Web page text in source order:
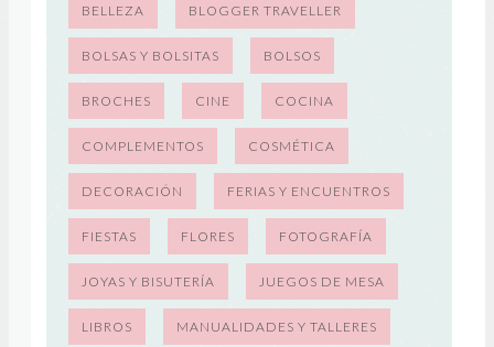
BELLEZA BLOGGER TRAVELLER
BOLSAS Y BOLSITAS BOLSOS
BROCHES CINE COCINA
COMPLEMENTOS COSMÉTICA
DECORACIÓN FERIAS Y ENCUENTROS
FIESTAS FLORES FOTOGRAFÍA
JOYAS Y BISUTERÍA JUEGOS DE MESA
LIBROS MANUALIDADES Y TALLERES